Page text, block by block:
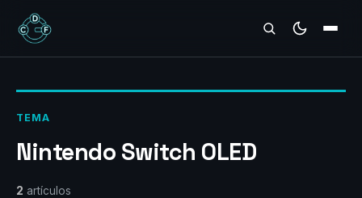
REVIEWS
TEMA
Nintendo Switch OLED
2 artículos